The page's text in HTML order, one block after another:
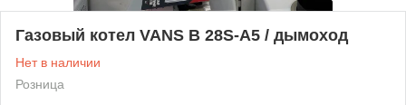
Газовый котел VANS B 28S-A5 / дымоход
Нет в наличии
Розница